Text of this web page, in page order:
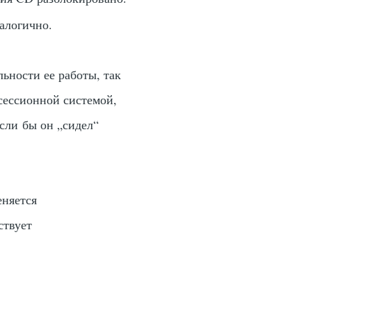
ее работы, так
системой,
бы он „сидел“